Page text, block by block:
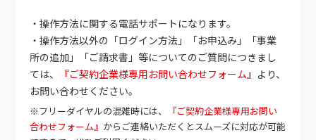
・操作方法に関する電話サポートになります。
・操作方法以外の「ログイン方法」「お申込み」「事業
所の追加」「ご請求書」等についてのご質問につきまし
ては、
『ご契約企業様専用お問い合わせフォーム』 より、
お問い合わせください。
※フリーダイヤルの混雑時には、
『ご契約企業様専用お問い
合わせフォーム』 からご連絡いただくとスムーズに対応が可能